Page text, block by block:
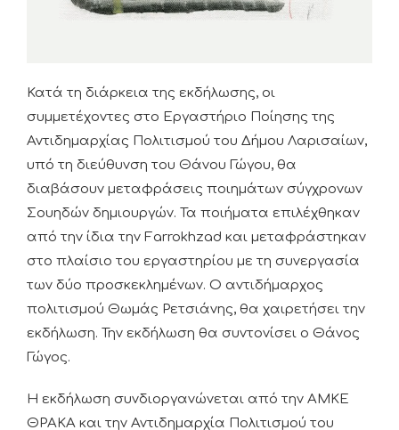
Κατά τη διάρκεια της εκδήλωσης, οι
συμμετέχοντες στο Εργαστήριο Ποίησης της
Αντιδημαρχίας Πολιτισμού του Δήμου Λαρισαίων,
υπό τη διεύθυνση του Θάνου Γώγου, θα
διαβάσουν μεταφράσεις ποιημάτων σύγχρονων
Σουηδών δημιουργών. Τα ποιήματα επιλέχθηκαν
από την ίδια την Farrokhzad και μεταφράστηκαν
στο πλαίσιο του εργαστηρίου με τη συνεργασία
των δύο προσκεκλημένων. Ο αντιδήμαρχος
πολιτισμού Θωμάς Ρετσιάνης, θα χαιρετήσει την
εκδήλωση. Την εκδήλωση θα συντονίσει ο Θάνος
Γώγος.
Η εκδήλωση συνδιοργανώνεται από την ΑΜΚΕ
ΘΡΑΚΑ και την Αντιδημαρχία Πολιτισμού του